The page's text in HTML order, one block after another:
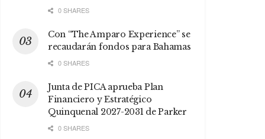
0 SHARES
Con “The Amparo Experience” se
recaudarán fondos para Bahamas
0 SHARES
Junta de PICA aprueba Plan
Financiero y Estratégico
Quinquenal 2027-2031 de Parker
0 SHARES